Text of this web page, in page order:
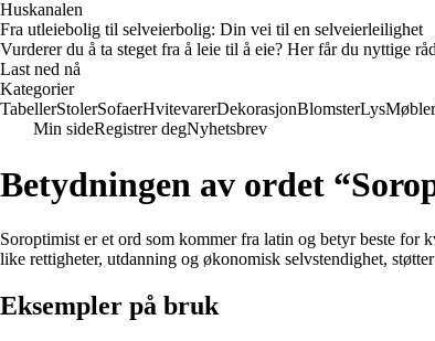
Huskanalen
Fra utleiebolig til selveierbolig: Din vei til en selveierleilighet
Vurderer du å ta steget fra å leie til å eie? Her får du nyttige
Last ned nå
Kategorier
TabellerStolerSofaerHvitevarerDekorasjonBlomsterLysMøbler
Min sideRegistrer degNyhetsbrev
Betydningen av ordet
Soroptimist er et ord som kommer fra latin og betyr beste
like rettigheter, utdanning og økonomisk selvstendighet,
Eksempler på bruk